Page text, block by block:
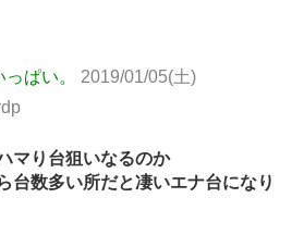
ぱい。
2019/01/05(土)
マり台狙いなるのか
台数多い所だと凄いエナ台になり